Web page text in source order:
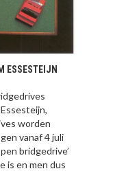
ESSESTEIJN
worden
vanaf 4 juli
bridgedrive’
is en men dus